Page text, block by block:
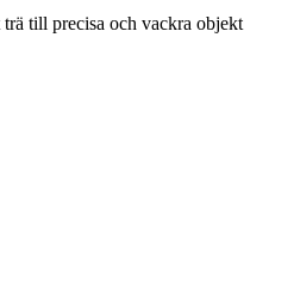
till precisa och vackra objekt